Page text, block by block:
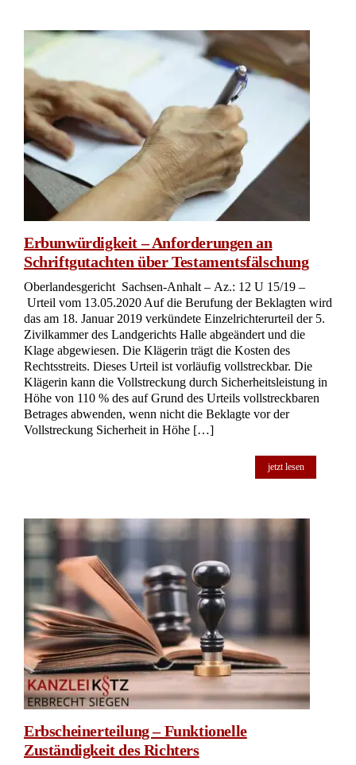
Erbunwürdigkeit – Anforderungen an
Schriftgutachten über Testamentsfälschung
Oberlandesgericht Sachsen-Anhalt – Az.: 12 U 15/19 –
Urteil vom 13.05.2020 Auf die Berufung der Beklagten wird
das am 18. Januar 2019 verkündete Einzelrichterurteil der 5.
Zivilkammer des Landgerichts Halle abgeändert und die
Klage abgewiesen. Die Klägerin trägt die Kosten des
Rechtsstreits. Dieses Urteil ist vorläufig vollstreckbar. Die
Klägerin kann die Vollstreckung durch Sicherheitsleistung in
Höhe von 110 % des auf Grund des Urteils vollstreckbaren
Betrages abwenden, wenn nicht die Beklagte vor der
Vollstreckung Sicherheit in Höhe […]
jetzt lesen
Erbscheinerteilung – Funktionelle
Zuständigkeit des Richters